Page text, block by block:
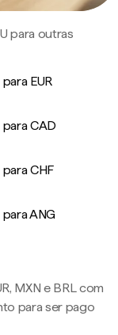
para outras
EUR
para CAD
CHF
para ANG
MXN e BRL com
para ser pago